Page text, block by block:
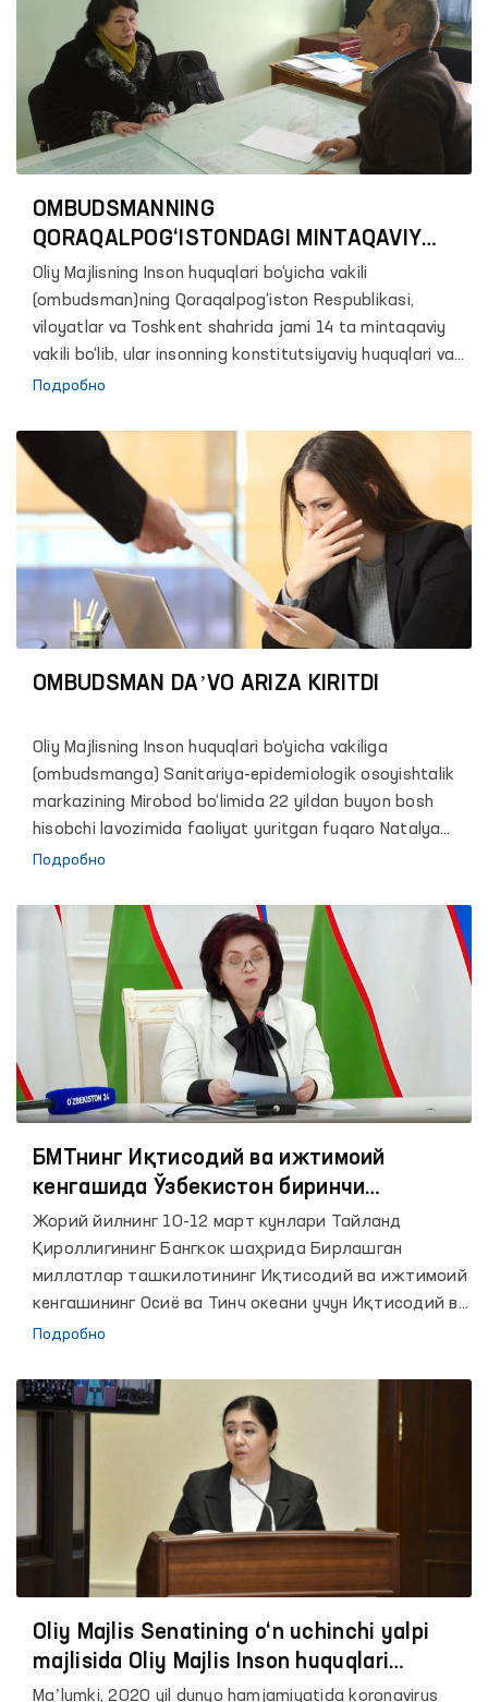
kuni monitoring amalga oshirilganligi haqida xabar
bergan edik. Mazkur monitoring davomida, karantinga
olingan shaxslarning yashash, ovqatlanish hamda ularga
tibbiy yordam ko‘rsatish holati o‘rganilib, ekspert guruhi
aʼzolari tomonidan karantinga olingan shaxslar bilan
uchrashuvlar o‘tkazilgan edi.
OMBUDSMANNING
QORAQALPOG‘ISTONDAGI MINTAQAVIY
VAKILINI BILASIZMI?
Oliy Majlisning Inson huquqlari bo‘yicha vakili
(ombudsman)ning Qoraqalpog‘iston Respublikasi,
viloyatlar va Toshkent shahrida jami 14 ta mintaqaviy
vakili bo‘lib, ular insonning konstitutsiyaviy huquqlari va
erkinliklariga rioya etilishini taʼminlash yuzasidan Vakilga
Подробно
OMBUDSMAN DAʼVO ARIZA KIRITDI
Oliy Majlisning Inson huquqlari bo‘yicha vakiliga
(ombudsmanga) Sanitariya-epidemiologik osoyishtalik
markazining Mirobod bo‘limida 22 yildan buyon bosh
hisobchi lavozimida faoliyat yuritgan fuqaro Natalya
Sarsenbayeva ishga tiklash masalasida yordam so‘rab
Подробно
БМТнинг Иқтисодий ва ижтимоий
кенгашида Ўзбекистон биринчи
маротаба иштирок этди
Жорий йилнинг 10-12 март кунлари Тайланд
Қироллигининг Бангкок шаҳрида Бирлашган
миллатлар ташкилотининг Иқтисодий ва ижтимоий
кенгашининг Осиё ва Тинч океани учун Иқтисодий ва
ижтимоий комиссияси минтақада хавфсиз,
шартномани амалга оширилишини кўриб чиқиш
мақсадида, пандемияни ҳисобга олган ҳолда
офлайн ва онлайн тарзда минтақавий йиғилиши
Подробно
Oliy Majlis Senatining o‘n uchinchi yalpi
majlisida Oliy Majlis Inson huquqlari
bo‘yicha vakili (ombudsman) Feruza
Maʼlumki, 2020 yil dunyo hamjamiyatida koronavirus